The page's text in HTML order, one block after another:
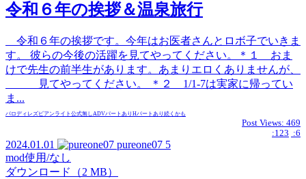
令和６年の挨拶＆温泉旅行
令和６年の挨拶です。今年はお医者さんとロボ子でいきま
す。 彼らの今後の活躍を見てやってください。＊１ おま
けで先生の前半生があります。あまりエロくありませんが、
見てやってください。 ＊２ 1/1-7は実家に帰ってい
ま...
パロディ レズビアンライト 公式無しADVパートあり Hパートあり 続くかも
Post Views: 469
:123 :6
2024.01.01 pureone07 5
mod使用/なし
ダウンロード（2 MB）